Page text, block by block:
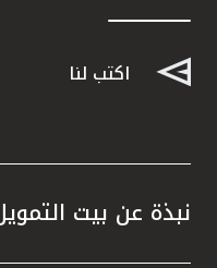
اكتب لنا
نبذة عن بيت